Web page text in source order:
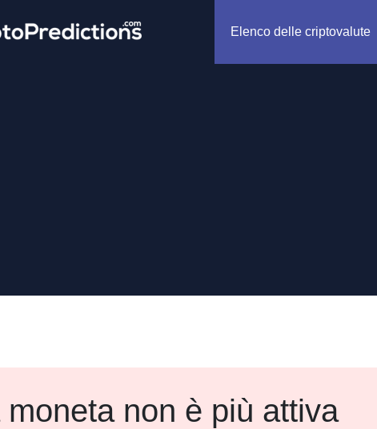
Elenco delle criptovalute
moneta non è più attiva